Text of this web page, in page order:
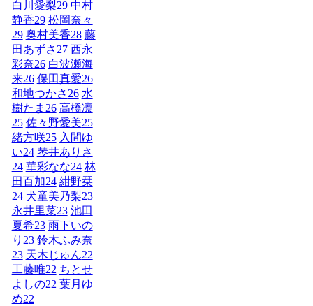
白川愛梨29 中村
静香29 松岡奈々
29 奥村美香28 藤
田あずさ27 西永
彩奈26 白波瀬海
来26 保田真愛26
和地つかさ26 水
樹たま 26 高橋凛
25 佐々野愛美25
緒方咲25 入間ゆ
い24 琴井ありさ
24 華彩なな24 林
田百加24 紺野栞
24 犬童美乃梨23
永井里菜23 池田
夏希23 雨下いの
り 23 鈴木ふみ奈
23 天木じゅん22
工藤唯22 ちとせ
よしの22 葉月ゆ
め22